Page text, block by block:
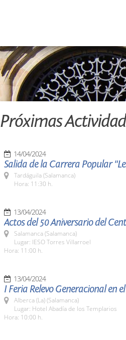
Próximas
14/04/2024
Salida de la Carrera Popular
Tardáguila (Salamanca)
Hora: 11:30 h.
13/04/2024
Actos del 50 Aniversario del
Salamanca (Salamanca)
Lugar: IESO Torres Villarroel
Hora: 11:00 h.
13/04/2024
I Feria Relevo Generacional en
Alberca (La) (Salamanca)
Lugar: Hotel Abadía de los Templarios
Hora: 10:00 h.